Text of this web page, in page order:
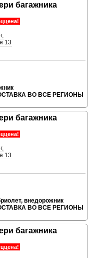
багажника
13
ВО ВСЕ РЕГИОНЫ
багажника
13
внедорожник
ВО ВСЕ РЕГИОНЫ
багажника